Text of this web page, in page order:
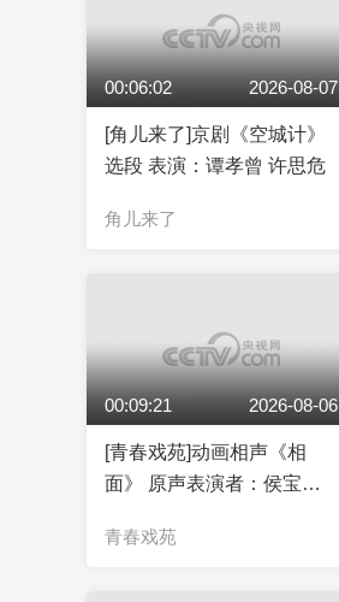
00:06:02 2026-08-07
[角儿来了]京剧《空城计》
选段 表演：谭孝曾 许思危
角儿来了
00:09:21 2026-08-06
[青春戏苑]动画相声《相
面》 原声表演者：侯宝林
青春戏苑